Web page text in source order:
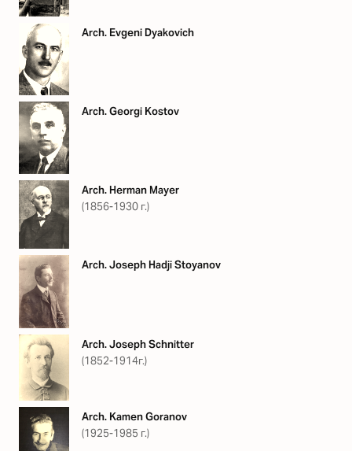
Arch. Evgeni Dyakovich
Arch. Georgi Kostov
Arch. Herman Mayer
(1856-1930 г.)
Arch. Joseph Hadji Stoyanov
Arch. Joseph Schnitter
(1852-1914г.)
Arch. Kamen Goranov
(1925-1985 г.)